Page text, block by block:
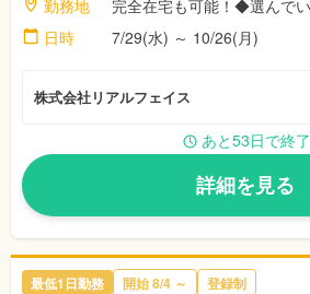
勤務地
日時
7/29(水) ～ 10/26(月)
株式会社リアルフェイス
あと53日で終了
詳細を見る
最低1日勤務 開始 8/4 ～ 登録制